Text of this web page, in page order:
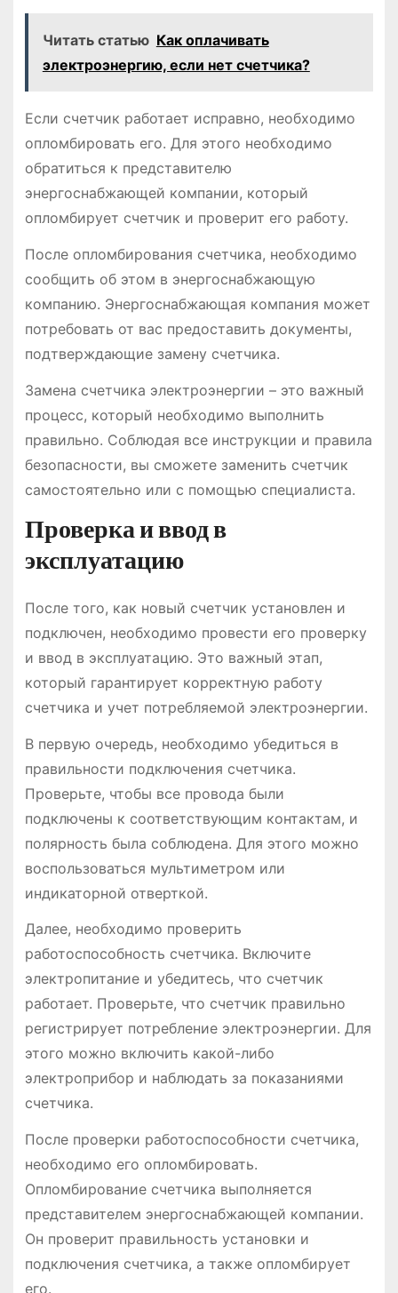
Читать статью Как оплачивать
электроэнергию, если нет счетчика?
Если счетчик работает исправно, необходимо
опломбировать его. Для этого необходимо
обратиться к представителю
энергоснабжающей компании, который
опломбирует счетчик и проверит его работу.
После опломбирования счетчика, необходимо
сообщить об этом в энергоснабжающую
компанию. Энергоснабжающая компания может
потребовать от вас предоставить документы,
подтверждающие замену счетчика.
Замена счетчика электроэнергии – это важный
процесс, который необходимо выполнить
правильно. Соблюдая все инструкции и правила
безопасности, вы сможете заменить счетчик
самостоятельно или с помощью специалиста.
Проверка и ввод в
эксплуатацию
После того, как новый счетчик установлен и
подключен, необходимо провести его проверку
и ввод в эксплуатацию. Это важный этап,
который гарантирует корректную работу
счетчика и учет потребляемой электроэнергии.
В первую очередь, необходимо убедиться в
правильности подключения счетчика.
Проверьте, чтобы все провода были
подключены к соответствующим контактам, и
полярность была соблюдена. Для этого можно
воспользоваться мультиметром или
индикаторной отверткой.
Далее, необходимо проверить
работоспособность счетчика. Включите
электропитание и убедитесь, что счетчик
работает. Проверьте, что счетчик правильно
регистрирует потребление электроэнергии. Для
этого можно включить какой-либо
электроприбор и наблюдать за показаниями
счетчика.
После проверки работоспособности счетчика,
необходимо его опломбировать.
Опломбирование счетчика выполняется
представителем энергоснабжающей компании.
Он проверит правильность установки и
подключения счетчика, а также опломбирует
его.